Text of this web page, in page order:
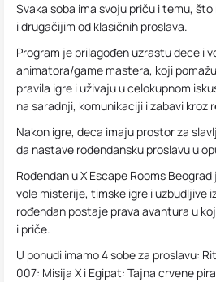
Svaka soba ima svoju priču i temu,
i drugačijim od klasičnih proslava.
Program je prilagođen uzrastu dece i
animatora/game mastera, koji
pravila igre i uživaju u celokupnom
na saradnji, komunikaciji i zabavi kroz
Nakon igre, deca imaju prostor za
da nastave rođendansku proslavu u
Rođendan u X Escape Rooms
vole misterije, timske igre i uzbudljive
rođendan postaje prava avantura u
i priče.
U ponudi imamo 4 sobe za proslavu:
007: Misija X i Egipat: Tajna crvene